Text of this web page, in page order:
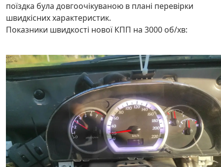
поїздка була довгоочікуваною в плані перевірки
швидкісних характеристик.
Показники швидкості нової КПП на 3000 об/хв: